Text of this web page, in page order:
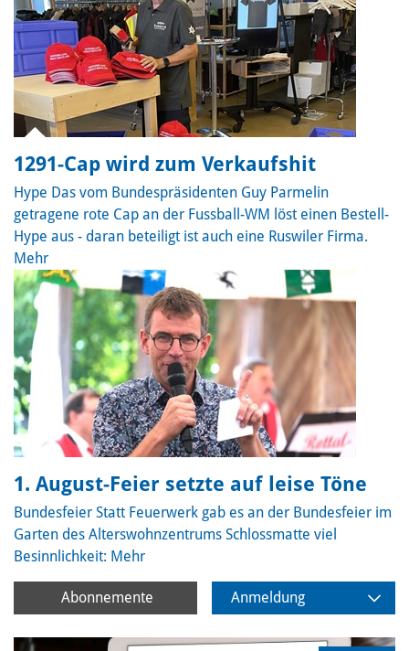
1291-Cap wird zum Verkaufshit
Hype Das vom Bundespräsidenten Guy Parmelin
getragene rote Cap an der Fussball-WM löst einen Bestell-
Hype aus - daran beteiligt ist auch eine Ruswiler Firma.
Mehr
1. August-Feier setzte auf leise Töne
Bundesfeier Statt Feuerwerk gab es an der Bundesfeier im
Garten des Alterswohnzentrums Schlossmatte viel
Besinnlichkeit: Mehr
Abonnemente Anmeldung